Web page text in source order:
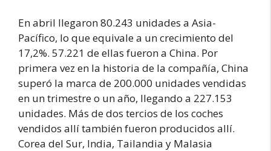
En abril llegaron 80.243 unidades a Asia-
Pacífico, lo que equivale a un crecimiento del
17,2%. 57.221 de ellas fueron a China. Por
primera vez en la historia de la compañía, China
superó la marca de 200.000 unidades vendidas
en un trimestre o un año, llegando a 227.153
unidades. Más de dos tercios de los coches
vendidos allí también fueron producidos allí.
Corea del Sur, India, Tailandia y Malasia